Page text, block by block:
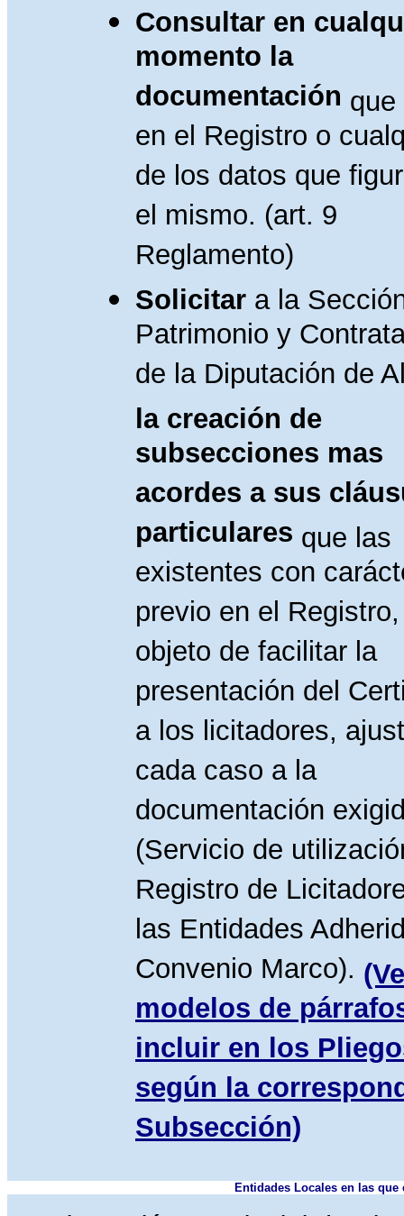
Consultar en
momento la
documentación que
en el Registro o
de los datos que
el mismo. (art. 9
Reglamento)
Solicitar a la
Patrimonio y
de la Diputación de
la creación de
subsecciones mas
acordes a sus
particulares que las
existentes con
previo en el
objeto de facilitar la
presentación del
a los licitadores,
cada caso a la
documentación
(Servicio de
Registro de
las Entidades
Convenio Marco).
modelos de
incluir en los
según la
Subsección)
Entidades Locales en las